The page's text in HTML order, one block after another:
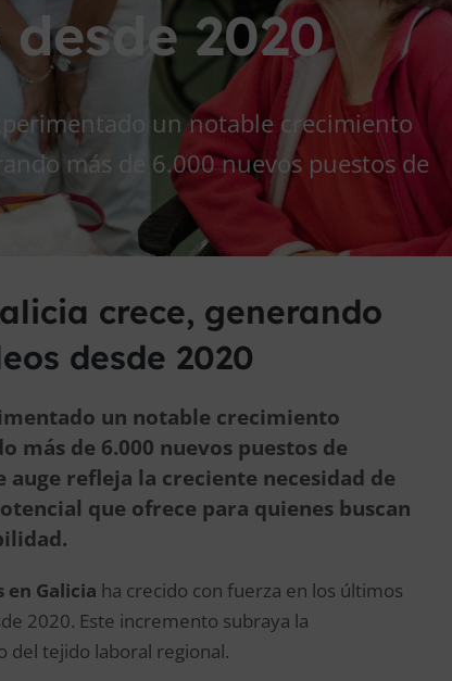
2020
un notable crecimiento
más de 6.000 nuevos puestos de
crece, generando
desde 2020
un notable crecimiento
más de 6.000 nuevos puestos de
refleja la creciente necesidad de
que ofrece para quienes buscan
en Galicia ha crecido con fuerza en los últimos
2020. Este incremento subraya la
del tejido laboral regional.